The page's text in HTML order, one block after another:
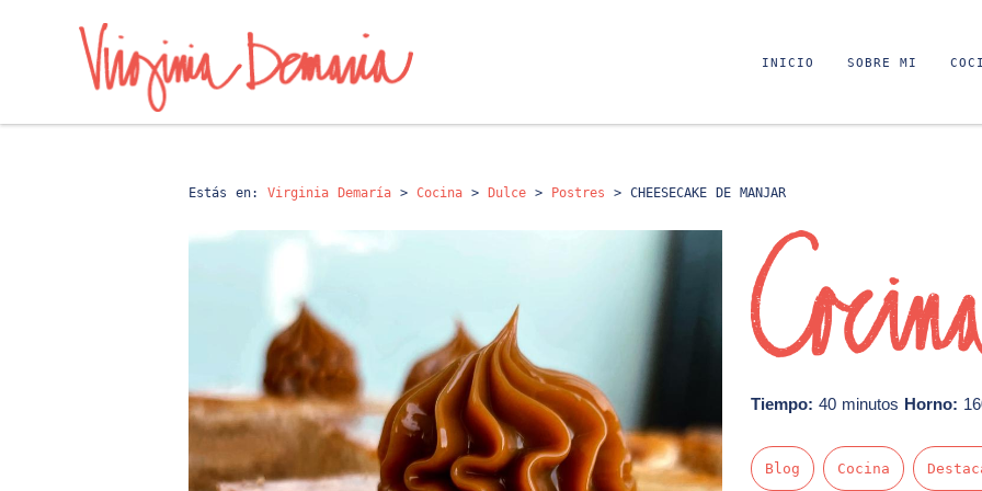
INICIO SOBRE MI
Estás en: Virginia Demaría > Cocina > Dulce > Postres > CHEESECAKE DE MANJAR
Tiempo: 40 minutos Horno:
Blog Cocina